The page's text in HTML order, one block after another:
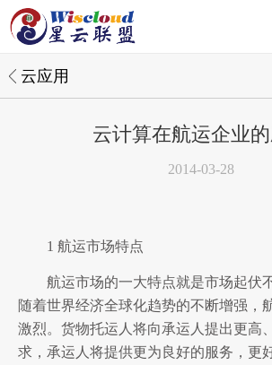
云应用
云计算在航运企业的
2014-03-28
1 航运市场特点
航运市场的一大特点就是市场起伏
随着世界经济全球化趋势的不断增强，
激烈。货物托运人将向承运人提出更高
求，承运人将提供更为良好的服务，更